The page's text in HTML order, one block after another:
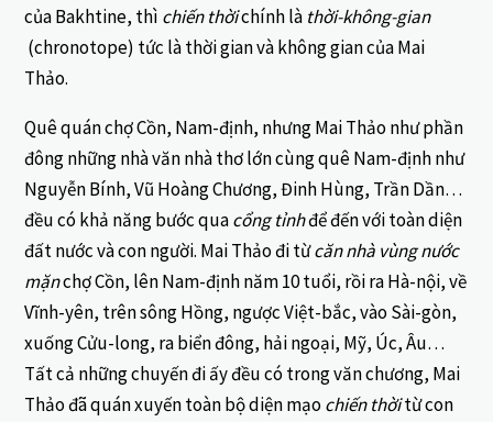
của Bakhtine, thì chiến thờichính là thời-không-gian
(chronotope) tức là thời gian và không gian của Mai
Thảo.
Quê quán chợ Cồn, Nam-định, nhưng Mai Thảo như phần
đông những nhà văn nhà thơ lớn cùng quê Nam-định như
Nguyễn Bính, Vũ Hoàng Chương, Đinh Hùng, Trần Dần…
đều có khả năng bước quacổng tỉnhđể đến với toàn diện
đất nước và con người. Mai Thảo đi từcăn nhà vùng nước
mặnchợ Cồn, lên Nam-định năm 10 tuổi, rồi ra Hà-nội, về
Vĩnh-yên, trên sông Hồng, ngược Việt-bắc, vào Sài-gòn,
xuống Cửu-long, ra biển đông, hải ngoại, Mỹ, Úc, Âu…
Tất cả những chuyến đi ấy đều có trong văn chương, Mai
Thảo đã quán xuyến toàn bộ diện mạochiến thờitừ con